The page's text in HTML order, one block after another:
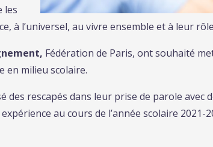
les
à l’universel, au vivre ensemble et à leur
Fédération de Paris, ont souhaité
en milieu scolaire.
rescapés dans leur prise de parole avec
au cours de l’année scolaire 2021-